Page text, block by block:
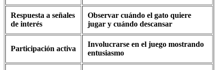
Respuesta a señales
de interés
Observar cuándo el gato quiere
jugar y cuándo descansar
Participación activa
Involucrarse en el juego mostrando
entusiasmo